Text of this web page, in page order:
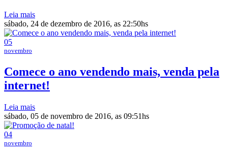
Leia mais
sábado, 24 de dezembro de 2016, as 22:50hs
05
novembro
Comece o ano vendendo mais, venda pela
internet!
Leia mais
sábado, 05 de novembro de 2016, as 09:51hs
04
novembro